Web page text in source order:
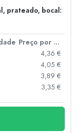
prateado, bocal:
Preço por peça
4,36 €
4,05 €
3,89 €
3,35 €